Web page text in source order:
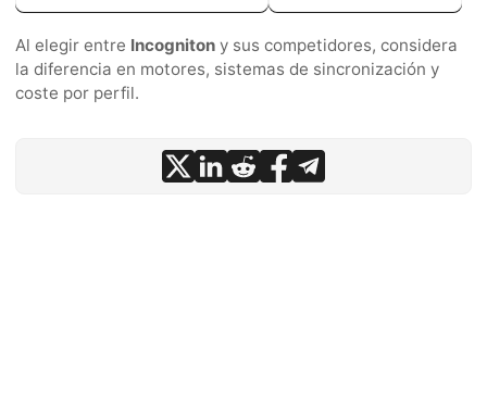
Al elegir entre Incogniton y sus competidores, considera
la diferencia en motores, sistemas de sincronización y
coste por perfil.